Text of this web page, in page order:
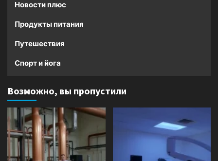
Новости плюс
Продукты питания
Путешествия
Спорт и йога
Возможно, вы пропустили